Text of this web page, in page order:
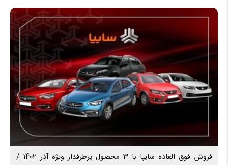
فروش فوق العاده سایپا با 3 محصول پرطرفدار ویژه آذر 1402 /